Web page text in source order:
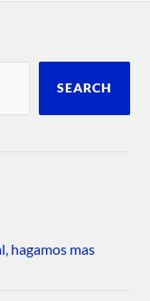
SEARCH
hagamos mas